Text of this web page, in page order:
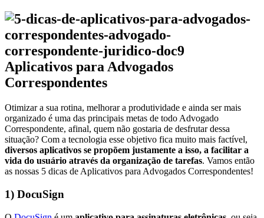
Aplicativos para Advogados
Correspondentes
Otimizar a sua rotina, melhorar a produtividade e ainda ser mais
organizado é uma das principais metas de todo Advogado
Correspondente, afinal, quem não gostaria de desfrutar dessa
situação? Com a tecnologia esse objetivo fica muito mais factível,
diversos aplicativos se propõem justamente a isso, a facilitar a
vida do usuário através da organização de tarefas. Vamos então
as nossas 5 dicas de Aplicativos para Advogados Correspondentes!
1) DocuSign